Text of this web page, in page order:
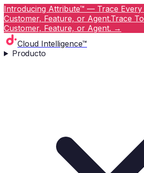
Introducing Attribute™ — Trace
Customer, Feature, or Agent.Trace
Customer, Feature, or Agent. →
Cloud Intelligence™
Producto